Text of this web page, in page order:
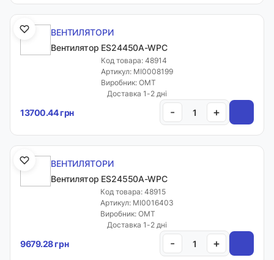
ВЕНТИЛЯТОРИ
Вентилятор ES24450A-WPC
Код товара: 48914
Артикул: MI0008199
Виробник: OMT
Доставка 1-2 дні
13700.44 грн - +
ВЕНТИЛЯТОРИ
Вентилятор ES24550A-WPC
Код товара: 48915
Артикул: MI0016403
Виробник: OMT
Доставка 1-2 дні
9679.28 грн - +